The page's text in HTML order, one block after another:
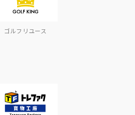
ゴルフリユース